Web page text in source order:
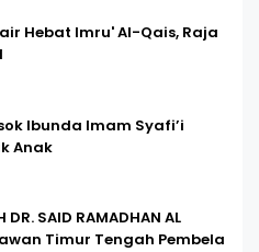
Hebat Imru' Al-Qais, Raja
Ibunda Imam Syafi’i
Anak
DR. SAID RAMADHAN AL
Timur Tengah Pembela